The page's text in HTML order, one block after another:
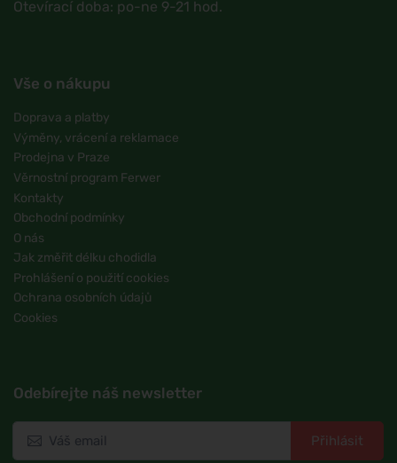
Otevírací doba: po-ne 9-21 hod.
Vše o nákupu
Doprava a platby
Výměny, vrácení a reklamace
Prodejna v Praze
Věrnostní program Ferwer
Kontakty
Obchodní podmínky
O nás
Jak změřit délku chodidla
Prohlášení o použití cookies
Ochrana osobních údajů
Cookies
Odebírejte náš newsletter
Přihlásit